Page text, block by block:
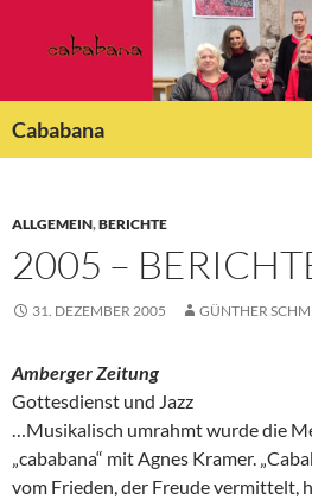
Cababana
ALLGEMEIN,BERICHTE
2005 –
31. DEZEMBER 2005 GÜNTHER
Amberger Zeitung
Gottesdienst und Jazz
…Musikalisch umrahmt wurde die
„cababana“ mit Agnes Kramer.
vom Frieden, der Freude vermittelt,